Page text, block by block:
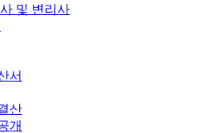
및 변리사
서
산
개